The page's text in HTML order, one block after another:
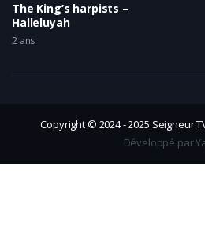
The King’s harpists –
Halleluyah
2 ans
Copyright © 2024 - 2025 Seigneur
Développé par